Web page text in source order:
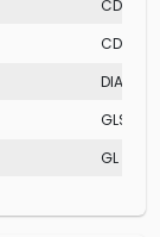
CD
CD
GLS
GL